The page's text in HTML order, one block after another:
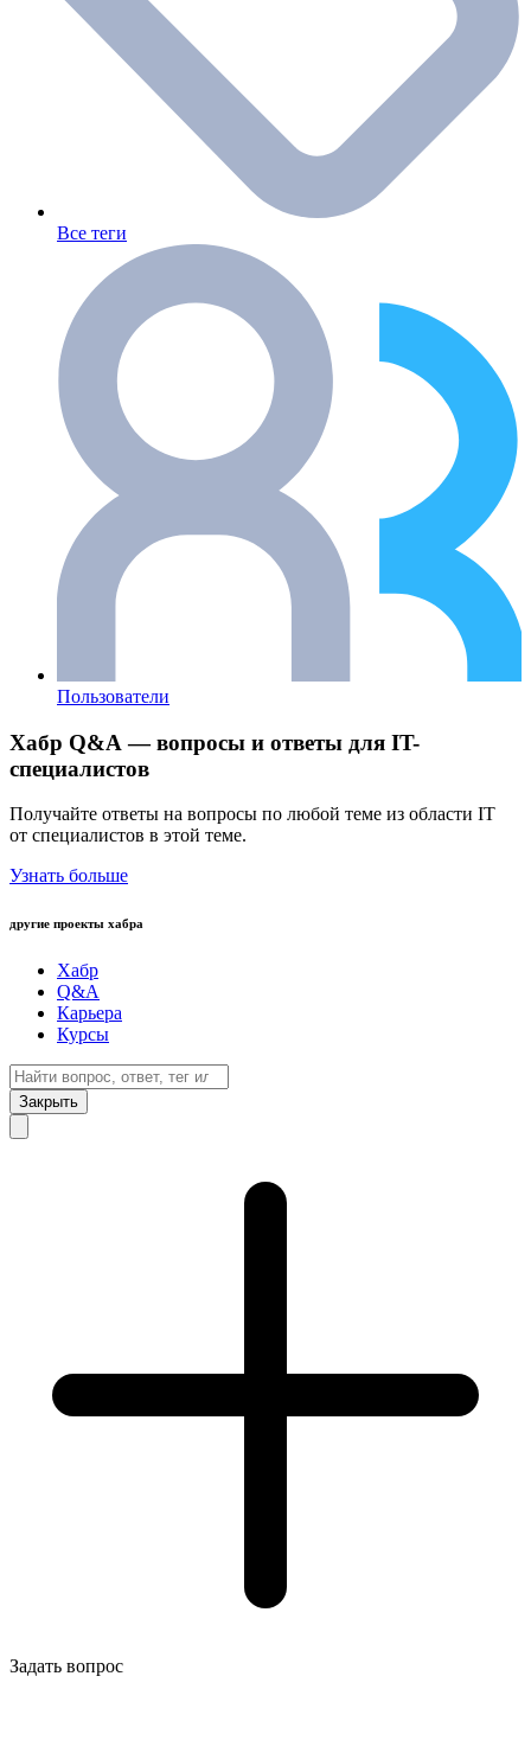
Все теги
Пользователи
Хабр Q&A — вопросы и ответы для IT-
специалистов
Получайте ответы на вопросы по любой теме из области IT
от специалистов в этой теме.
Узнать больше
другие проекты хабра
Хабр
Q&A
Карьера
Курсы
Закрыть
Задать вопрос